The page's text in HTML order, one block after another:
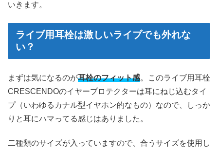
いきます。
ライブ用耳栓は激しいライブでも外れな
い？
まずは気になるのが耳栓のフィット感。このライブ用耳栓
CRESCENDOのイヤープロテクターは耳にねじ込むタイ
プ（いわゆるカナル型イヤホン的なもの）なので、しっか
りと耳にハマってる感じはありました。
二種類のサイズが入っていますので、合うサイズを使用し